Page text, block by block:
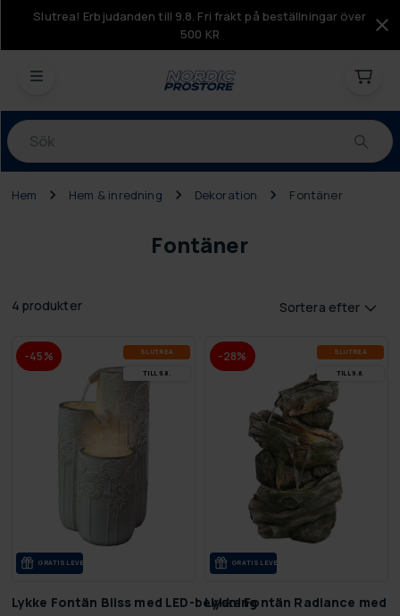
Slutrea! Erbjudanden till 9.8. Fri frakt på beställningar över
500 KR
Produkter
Hem Hem & inredning Dekoration Fontäner
Fontäner
4 produkter Sortera efter
-45% SLUT­REA
TILL 9.8.
GRA­TIS LE­VE­RANS
Lykke Fontän Bliss med LED-belysning
-28% SLUT­REA
TILL 9.8.
GRA­TIS LE­VE­RANS
Lykke Fontän Radiance med